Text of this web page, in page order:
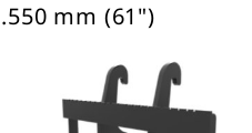
mm (61")